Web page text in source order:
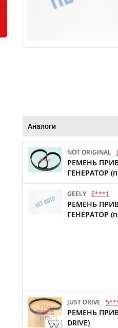
Аналоги
NOT ORIGINAL
РЕМЕНЬ
ГЕНЕРАТОР
GEELY E***1
РЕМЕНЬ
ГЕНЕРАТОР
JUST DRIVE
РЕМЕНЬ
DRIVE)